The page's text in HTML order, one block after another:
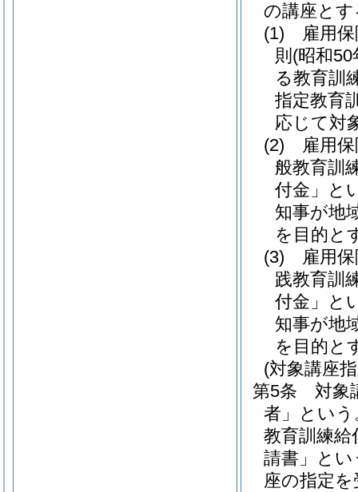
の講座とす
(1)
雇用
則 (昭和50
る教育訓
指定教育
応じて対
(2)
雇用
般教育訓
付金」と
知事が地
を目的と
(3)
雇用
践教育訓
付金」と
知事が地
を目的と
(対象講座
第5条
対象
者」という
教育訓練給
請書」とい
座の指定